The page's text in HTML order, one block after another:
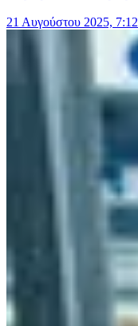
21 Αυγούστου 2025, 7:12